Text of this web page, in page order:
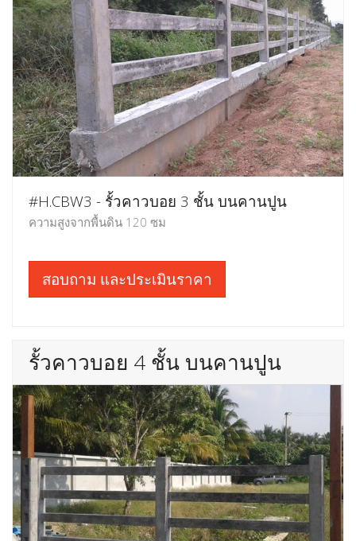
#H.CBW3 - รั้วคาวบอย 3 ชั้น บนคานปูน
ความสูงจากพื้นดิน 120 ซม
สอบถาม และประเมินราคา
รั้วคาวบอย 4 ชั้น บนคานปูน